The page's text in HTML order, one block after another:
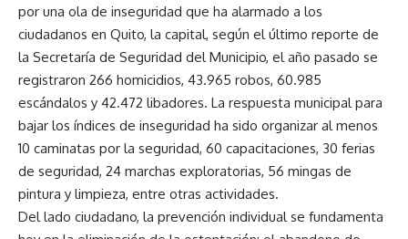
por una ola de inseguridad que ha alarmado a los
ciudadanos en Quito, la capital, según el último reporte de
la Secretaría de Seguridad del Municipio, el año pasado se
registraron 266 homicidios, 43.965 robos, 60.985
escándalos y 42.472 libadores. La respuesta municipal para
bajar los índices de inseguridad ha sido organizar al menos
10 caminatas por la seguridad, 60 capacitaciones, 30 ferias
de seguridad, 24 marchas exploratorias, 56 mingas de
pintura y limpieza, entre otras actividades.
Del lado ciudadano, la prevención individual se fundamenta